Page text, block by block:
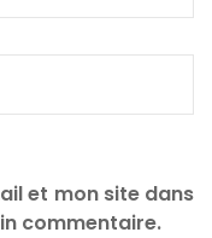
et mon site dans
commentaire.